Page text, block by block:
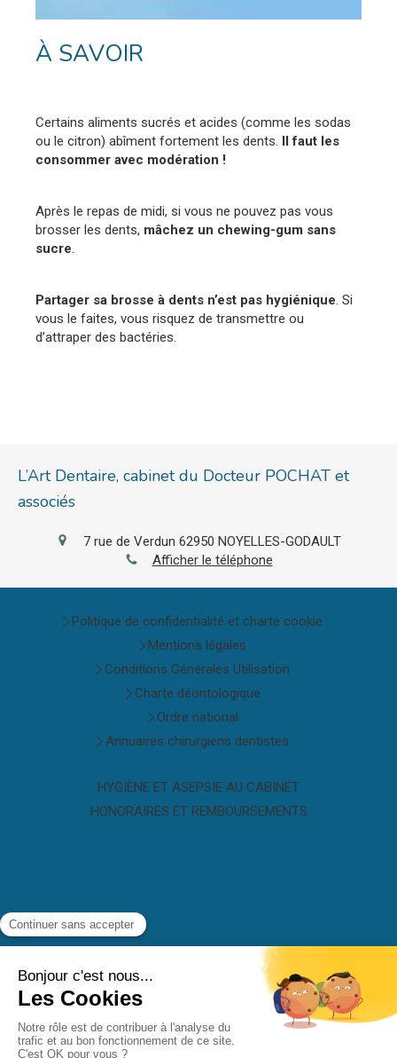
À SAVOIR
Certains aliments sucrés et acides (comme les sodas
ou le citron) abîment fortement les dents. Il faut les
consommer avec modération !
Après le repas de midi, si vous ne pouvez pas vous
brosser les dents, mâchez un chewing-gum sans
sucre.
Partager sa brosse à dents n’est pas hygiénique. Si
vous le faites, vous risquez de transmettre ou
d’attraper des bactéries.
L’Art Dentaire, cabinet du Docteur POCHAT et
associés
7 rue de Verdun 62950 NOYELLES-GODAULT
Afficher le téléphone
Politique de confidentialité et charte cookie
Mentions légales
Conditions Générales Utilisation
Charte déontologique
Ordre national
Annuaires chirurgiens dentistes
HYGIÈNE ET ASEPSIE AU CABINET
HONORAIRES ET REMBOURSEMENTS